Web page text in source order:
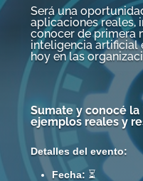
Será una
aplicaciones reales,
conocer de primera
inteligencia artificial
hoy en las
Sumate y conocé la
ejemplos reales y
Detalles del evento:
Fecha: ⏳